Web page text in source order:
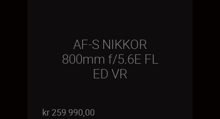
AF-S NIKKOR
800mm f/5.6E FL
ED VR
kr 259 990,00